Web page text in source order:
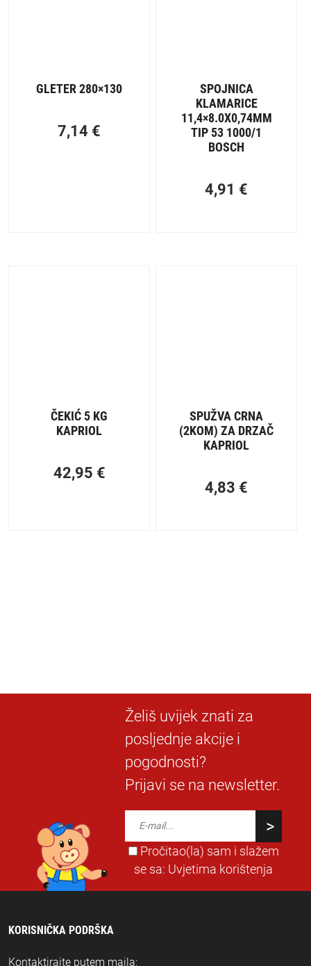
GLETER 280×130
7,14 €
SPOJNICA
KLAMARICE
11,4×8.0X0,74MM
TIP 53 1000/1
BOSCH
4,91 €
ČEKIĆ 5 KG
KAPRIOL
42,95 €
SPUŽVA CRNA
(2KOM) ZA DRZAČ
KAPRIOL
4,83 €
Želiš uvijek znati za
posljednje akcije i
pogodnosti?
Prijavi se na newsletter.
Pročitao(la) sam i slažem
se sa: Uvjetima korištenja
KORISNIČKA PODRŠKA
Kontaktirajte putem maila: